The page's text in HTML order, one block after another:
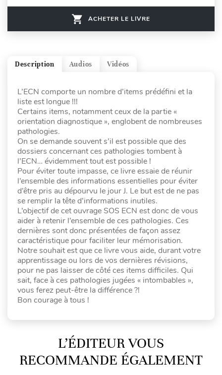
ACHETER LE LIVRE
Vidéos
Audios
Description
L’ECN comporte un nombre d’items prédéfini et la
liste est longue !!!
Certains items, notamment ceux de la partie «
orientation diagnostique », englobent de nombreuses
pathologies.
On se demande souvent s’il est possible que des
dossiers concernant ces pathologies tombent à
l’ECN… évidemment tout est possible !
Pour éviter toute impasse, ce livre essaie de réunir
l’ensemble des informations essentielles pour éviter
d’être pris au dépourvu le jour J. Le but est de ne pas
se remplir la tête d’informations inutiles.
L’objectif de cet ouvrage SOS ECN est donc de vous
aider à retenir l’ensemble de ces pathologies. Ces
dernières sont donc présentées de façon assez
caractéristique pour faciliter leur mémorisation.
Notre souhait est que ce livre vous aide, durant votre
apprentissage ou lors de vos dernières révisions,
pour ne pas laisser de côté ces items difficiles. Qui
sait, face à ces pathologies jugées « intombables »,
vous ferez peut-être la différence ?!
Bon courage à tous !
L’ÉDITEUR VOUS
RECOMMANDE ÉGALEMENT